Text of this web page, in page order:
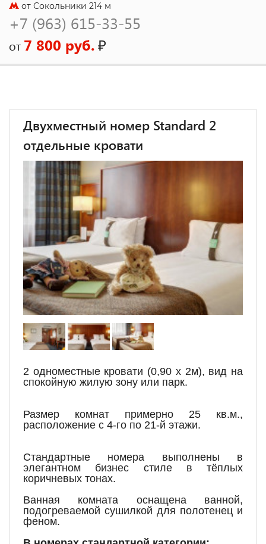
от Сокольники 214 м
+7 (963) 615-33-55
от 7 800 руб.₽
Двухместный номер Standard 2
отдельные кровати
2 одноместные кровати (0,90 х 2м), вид на
спокойную жилую зону или парк.
Размер комнат примерно 25 кв.м.,
расположение с 4-го по 21-й этажи.
Стандартные номера выполнены в
элегантном бизнес стиле в тёплых
коричневых тонах.
Ванная комната оснащена ванной,
подогреваемой сушилкой для полотенец и
феном.